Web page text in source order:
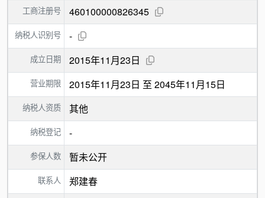
工商注册号 460100000826345
纳税人识别号 -
成立日期 2015年11月23日
营业期限 2015年11月23日 至 2045年11月15日
纳税人资质 其他
纳税登记 -
参保人数 暂未公开
联系人 郑建春